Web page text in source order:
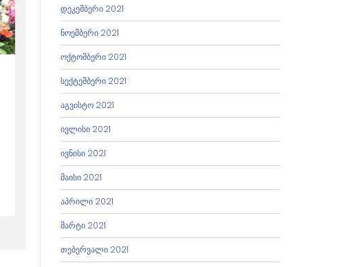
დეკემბერი 2021
ნოემბერი 2021
ოქტომბერი 2021
სექტემბერი 2021
აგვისტო 2021
ივლისი 2021
ივნისი 2021
მაისი 2021
აპრილი 2021
მარტი 2021
თებერვალი 2021